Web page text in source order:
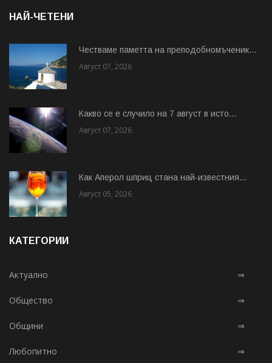
НАЙ-ЧЕТЕНИ
Честваме паметта на преподобномъченик...
Август 07, 2026
Какво се е случило на 7 август в исто...
Август 07, 2026
Как Аперол шприц стана най-известния...
Август 05, 2026
КАТЕГОРИИ
Актуално ⇒
Общество ⇒
Общини ⇒
Любопитно ⇒